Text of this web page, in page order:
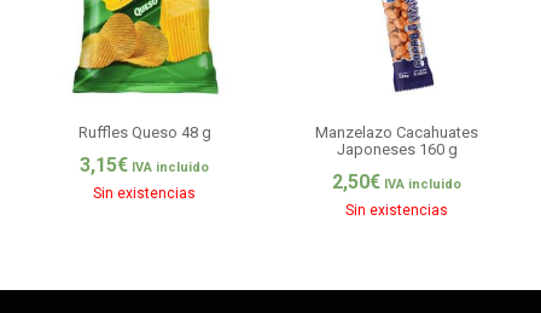
Ruffles Queso 48 g
3,15€ IVA incluido
Sin existencias
Manzelazo Cacahuates
Japoneses 160 g
2,50€ IVA incluido
Sin existencias